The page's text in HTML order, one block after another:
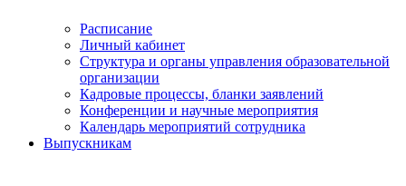
Расписание
Личный кабинет
Структура и органы управления образовательной
организации
Кадровые процессы, бланки заявлений
Конференции и научные мероприятия
Календарь мероприятий сотрудника
Выпускникам